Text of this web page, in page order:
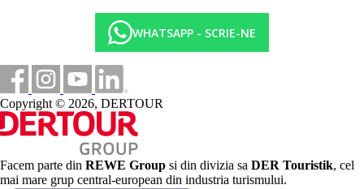
baie turceasca
aburi
Activitati sportive contra cost
biliard
sporturi acvatice pe plaja
centru SPA (masaj)
Mese
All Inclusive
WHATSAPP - SCRIE-NE
Copyright © 2026, DERTOUR
Facem parte din REWE Group si din divizia sa DER Touristik, cel
mai mare grup central-european din industria turismului.